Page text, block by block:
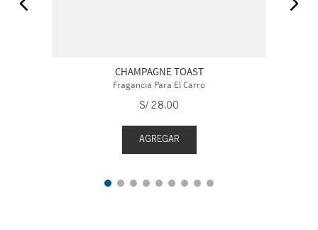
CHAMPAGNE TOAST
Fragancia Para El Carro
S/ 28.00
AGREGAR